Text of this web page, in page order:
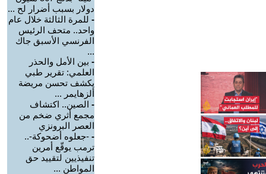
دولار بسبب أضرار لح ...
- للمرة الثالثة خلال عام
واحد.. متحف الرئيس
الفرنسي الأسبق جاك
...
- بين الأمل والحذر
العلمي: تقرير طبي
يكشف تحسن مريضة
ألزهايمر ...
- الصين.. اكتشاف
مجمع أثري ضخم من
العصر البرونزي
- -جعلوه أضحوكة-..
ترمب يوقّع أمرين
تنفيذيين لتقييد حق
المواطن ...